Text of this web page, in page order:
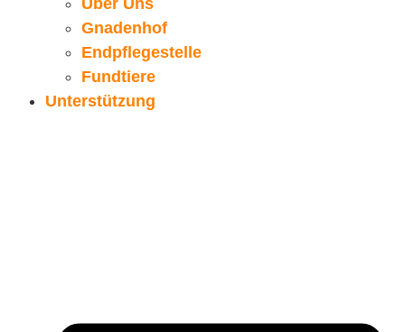
Gnadenhof
Endpflegestelle
Fundtiere
Unterstützung